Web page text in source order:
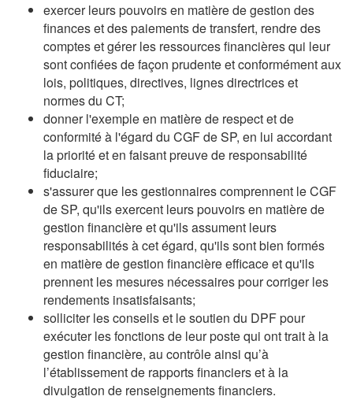
exercer leurs pouvoirs en matière de gestion des
finances et des paiements de transfert, rendre des
comptes et gérer les ressources financières qui leur
sont confiées de façon prudente et conformément aux
lois, politiques, directives, lignes directrices et
normes du CT;
donner l'exemple en matière de respect et de
conformité à l'égard du CGF de SP, en lui accordant
la priorité et en faisant preuve de responsabilité
fiduciaire;
s'assurer que les gestionnaires comprennent le CGF
de SP, qu'ils exercent leurs pouvoirs en matière de
gestion financière et qu'ils assument leurs
responsabilités à cet égard, qu'ils sont bien formés
en matière de gestion financière efficace et qu'ils
prennent les mesures nécessaires pour corriger les
rendements insatisfaisants;
solliciter les conseils et le soutien du DPF pour
exécuter les fonctions de leur poste qui ont trait à la
gestion financière, au contrôle ainsi qu’à
l’établissement de rapports financiers et à la
divulgation de renseignements financiers.